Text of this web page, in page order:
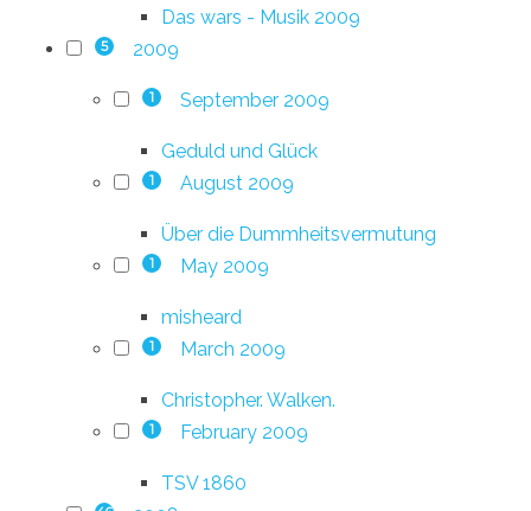
Das wars - Musik 2009
5 2009
1 September 2009
Geduld und Glück
1 August 2009
Über die Dummheitsvermutung
1 May 2009
misheard
1 March 2009
Christopher. Walken.
1 February 2009
TSV 1860